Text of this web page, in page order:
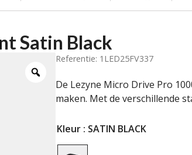
Satin Black
Referentie: 1LED25FV337
De Lezyne Micro Drive Pro
maken. Met de verschillende
Kleur : SATIN BLACK